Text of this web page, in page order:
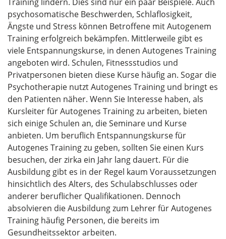
psychosomatische Beschwerden, Schlaflosigkeit,
Ängste und Stress können Betroffene mit Autogenem
Training erfolgreich bekämpfen. Mittlerweile gibt es
viele Entspannungskurse, in denen Autogenes Training
angeboten wird. Schulen, Fitnessstudios und
Privatpersonen bieten diese Kurse häufig an. Sogar die
Psychotherapie nutzt Autogenes Training und bringt es
den Patienten näher. Wenn Sie Interesse haben, als
Kursleiter für Autogenes Training zu arbeiten, bieten
sich einige Schulen an, die Seminare und Kurse
anbieten. Um beruflich Entspannungskurse für
Autogenes Training zu geben, sollten Sie einen Kurs
besuchen, der zirka ein Jahr lang dauert. Für die
Ausbildung gibt es in der Regel kaum Voraussetzungen
hinsichtlich des Alters, des Schulabschlusses oder
anderer beruflicher Qualifikationen. Dennoch
absolvieren die Ausbildung zum Lehrer für Autogenes
Training häufig Personen, die bereits im
Gesundheitssektor arbeiten.